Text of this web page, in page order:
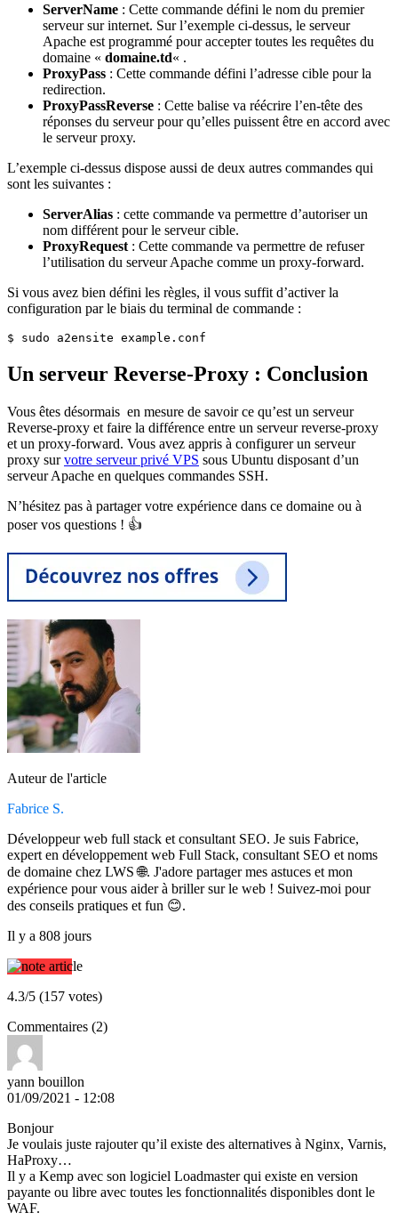
ServerName : Cette commande défini le nom du premier
serveur sur internet. Sur l’exemple ci-dessus, le serveur
Apache est programmé pour accepter toutes les requêtes du
domaine « domaine.td« .
ProxyPass : Cette commande défini l’adresse cible pour la
redirection.
ProxyPassReverse : Cette balise va réécrire l’en-tête des
réponses du serveur pour qu’elles puissent être en accord avec
le serveur proxy.
L’exemple ci-dessus dispose aussi de deux autres commandes qui
sont les suivantes :
ServerAlias : cette commande va permettre d’autoriser un
nom différent pour le serveur cible.
ProxyRequest : Cette commande va permettre de refuser
l’utilisation du serveur Apache comme un proxy-forward.
Si vous avez bien défini les règles, il vous suffit d’activer la
configuration par le biais du terminal de commande :
$ sudo a2ensite example.conf
Un serveur Reverse-Proxy : Conclusion
Vous êtes désormais en mesure de savoir ce qu’est un serveur
Reverse-proxy et faire la différence entre un serveur reverse-proxy
et un proxy-forward. Vous avez appris à configurer un serveur
proxy survotre serveur privé VPS sous Ubuntu disposant d’un
serveur Apache en quelques commandes SSH.
N’hésitez pas à partager votre expérience dans ce domaine ou à
poser vos questions ! 👍
Auteur de l'article
Fabrice S.
Développeur web full stack et consultant SEO. Je suis Fabrice,
expert en développement web Full Stack, consultant SEO et noms
de domaine chez LWS 🌐. J'adore partager mes astuces et mon
expérience pour vous aider à briller sur le web ! Suivez-moi pour
des conseils pratiques et fun 😊.
Il y a 808 jours
4.3/5 (157 votes)
Commentaires (2)
yann bouillon
01/09/2021 - 12:08
Bonjour
Je voulais juste rajouter qu’il existe des alternatives à Nginx, Varnis,
HaProxy…
Il y a Kemp avec son logiciel Loadmaster qui existe en version
payante ou libre avec toutes les fonctionnalités disponibles dont le
WAF.